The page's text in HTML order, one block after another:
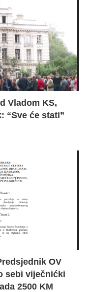
Vladom KS,
“Sve će stati”
OV
sebi viječnićki
2500 KM